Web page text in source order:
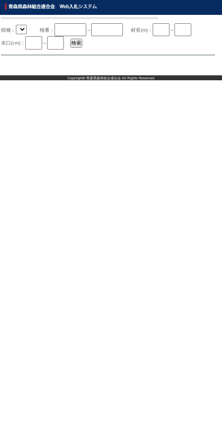
樹種： 椪番： ～ 材長(m)： ～
末口(cm)： ～
Copyright© 青森県森林組合連合会All Rights Reserved.